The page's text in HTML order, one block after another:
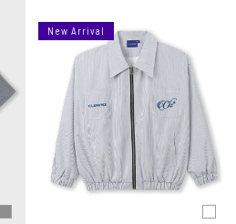
New Arrival